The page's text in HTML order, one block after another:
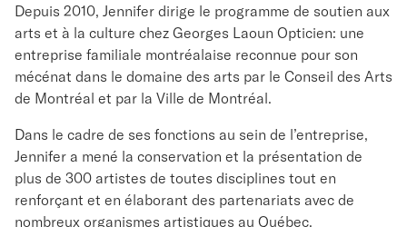
Depuis 2010, Jennifer dirige le programme de soutien aux
arts et à la culture chez Georges Laoun Opticien: une
entreprise familiale montréalaise reconnue pour son
mécénat dans le domaine des arts par le Conseil des Arts
de Montréal et par la Ville de Montréal.
Dans le cadre de ses fonctions au sein de l’entreprise,
Jennifer a mené la conservation et la présentation de
plus de 300 artistes de toutes disciplines tout en
renforçant et en élaborant des partenariats avec de
nombreux organismes artistiques au Québec.